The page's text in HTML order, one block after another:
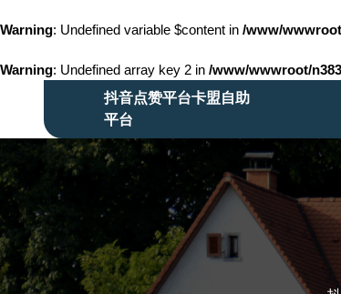
Warning: Undefined variable $content in /www/
Warning: Undefined array key 2 in /www/wwwroot/
抖音点赞平台卡盟自助
平台